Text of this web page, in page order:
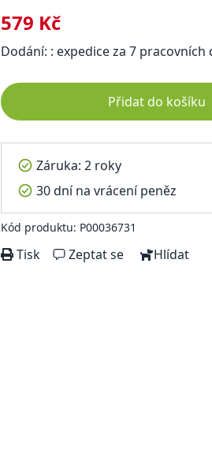
579 Kč
Dodání: : expedice za 7 pracovních
Přidat do košíku
Záruka: 2 roky
30 dní na vrácení peněz
Kód produktu: P00036731
Tisk Zeptat se Hlídat